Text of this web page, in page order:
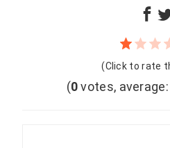
(Click to rate
(0votes, average: